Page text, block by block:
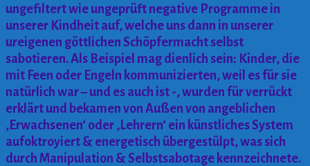
ungefiltert wie ungeprüft negative Programme in
unserer Kindheit auf, welche uns dann in unserer
ureigenen göttlichen Schöpfermacht selbst
sabotieren. Als Beispiel mag dienlich sein: Kinder, die
mit Feen oder Engeln kommunizierten, weil es für sie
natürlich war – und es auch ist -, wurden für verrückt
erklärt und bekamen von Außen von angeblichen
‚Erwachsenen‘ oder ‚Lehrern‘ ein künstliches System
aufoktroyiert & energetisch übergestülpt, was sich
durch Manipulation & Selbstsabotage kennzeichnete.